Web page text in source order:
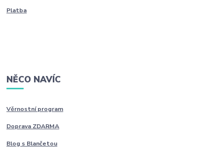
Platba
NĚCO NAVÍC
Věrnostní program
Doprava ZDARMA
Blog s Blančetou